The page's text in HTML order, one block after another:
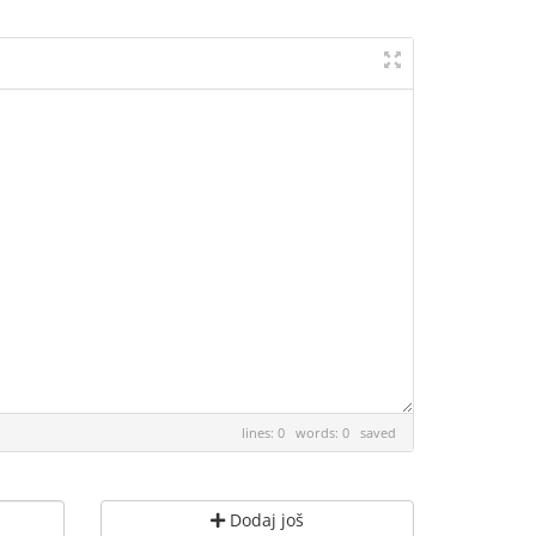
lines: 0 words: 0 saved
Dodaj još